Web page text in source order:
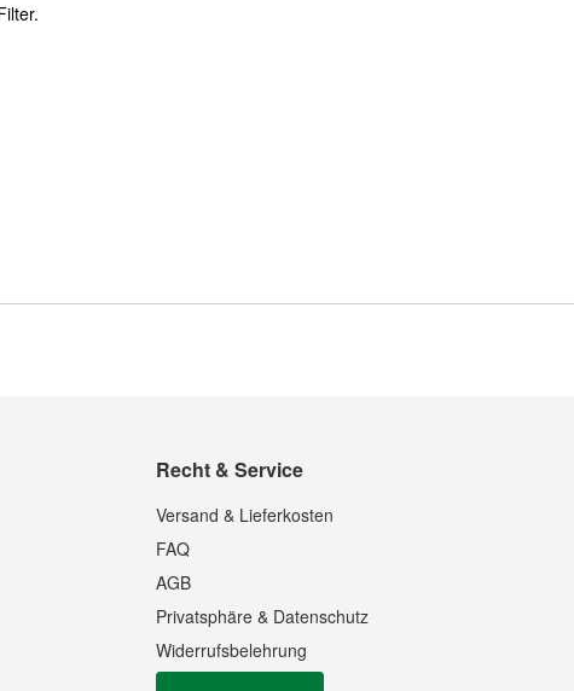
Recht & Service
Versand & Lieferkosten
FAQ
AGB
Privatsphäre & Datenschutz
Widerrufsbelehrung